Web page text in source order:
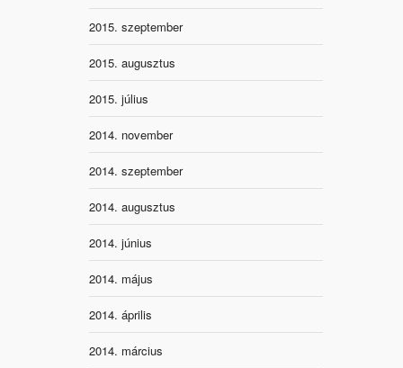
2015. szeptember
2015. augusztus
2015. július
2014. november
2014. szeptember
2014. augusztus
2014. június
2014. május
2014. április
2014. március